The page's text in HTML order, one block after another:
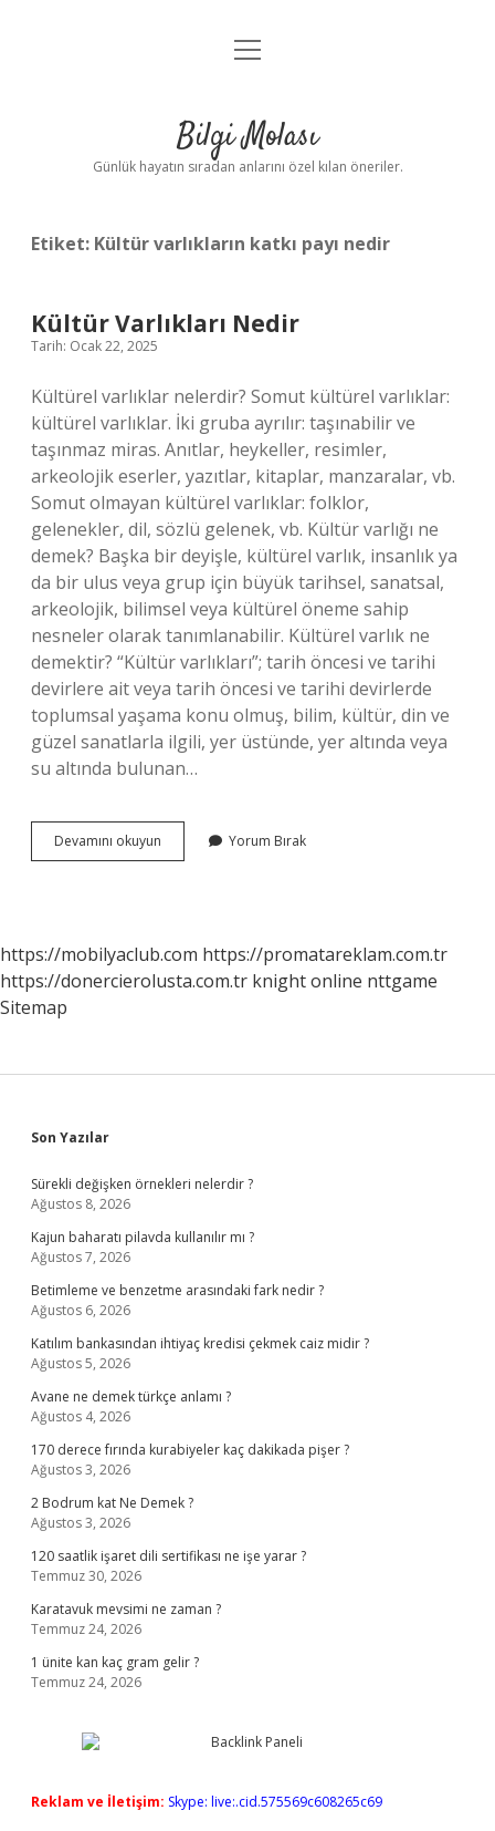
Anasayfa
Yasal Uyarı
menüyü
Bilgi Molası
Günlük hayatın sıradan anlarını özel kılan öneriler.
Etiket: Kültür varlıkların katkı payı nedir
Kültür Varlıkları Nedir
Tarih: Ocak 22, 2025
Kültürel varlıklar nelerdir? Somut kültürel varlıklar:
kültürel varlıklar. İki gruba ayrılır: taşınabilir ve
taşınmaz miras. Anıtlar, heykeller, resimler,
arkeolojik eserler, yazıtlar, kitaplar, manzaralar, vb.
Somut olmayan kültürel varlıklar: folklor,
gelenekler, dil, sözlü gelenek, vb. Kültür varlığı ne
demek? Başka bir deyişle, kültürel varlık, insanlık ya
da bir ulus veya grup için büyük tarihsel, sanatsal,
arkeolojik, bilimsel veya kültürel öneme sahip
nesneler olarak tanımlanabilir. Kültürel varlık ne
demektir? “Kültür varlıkları”; tarih öncesi ve tarihi
devirlere ait veya tarih öncesi ve tarihi devirlerde
toplumsal yaşama konu olmuş, bilim, kültür, din ve
güzel sanatlarla ilgili, yer üstünde, yer altında veya
su altında bulunan…
Devamını okuyun
Varlıkları
Yorum Bırak
https://mobilyaclub.com https://promatareklam.com.tr
https://donercierolusta.com.tr knight online nttgame
Sitemap
Sidebar
Son Yazılar
Sürekli değişken örnekleri nelerdir ?
Ağustos 8, 2026
Kajun baharatı pilavda kullanılır mı ?
Ağustos 7, 2026
Betimleme ve benzetme arasındaki fark nedir ?
Ağustos 6, 2026
Katılım bankasından ihtiyaç kredisi çekmek caiz midir ?
Ağustos 5, 2026
Avane ne demek türkçe anlamı ?
Ağustos 4, 2026
170 derece fırında kurabiyeler kaç dakikada pişer ?
Ağustos 3, 2026
2 Bodrum kat Ne Demek ?
Ağustos 3, 2026
120 saatlik işaret dili sertifikası ne işe yarar ?
Temmuz 30, 2026
Karatavuk mevsimi ne zaman ?
Temmuz 24, 2026
1 ünite kan kaç gram gelir ?
Temmuz 24, 2026
Reklam ve İletişim: Skype: live:.cid.575569c608265c69